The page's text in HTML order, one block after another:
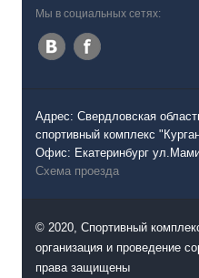
Мы в социальных сетях:
Адрес: Свердловская
спортивный комплекс
Офис: Екатеринбург
Схема проезда
© 2020, Спортивный
организация и проведение
права защищены